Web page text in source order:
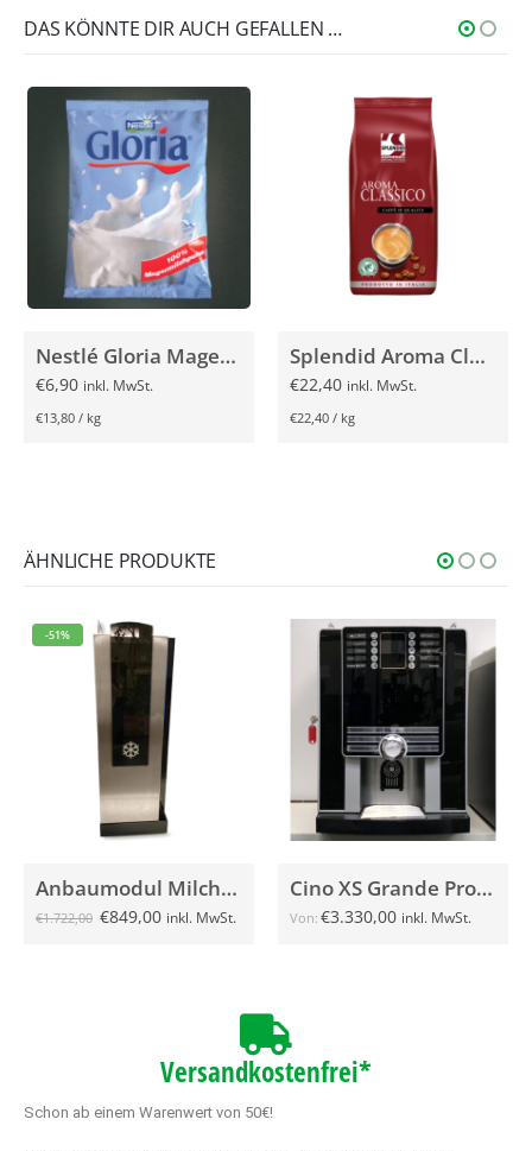
DAS KÖNNTE DIR AUCH GEFALLEN …
Nestlé Gloria Magermilchpulver 500g
€6,90 inkl. MwSt.
€13,80 / kg
Splendid Aroma Classico 1000g
€22,40 inkl. MwSt.
€22,40 / kg
ÄHNLICHE PRODUKTE
-51%
Anbaumodul Milchkühlschrank für Piacere gebraucht
€1.722,00 €849,00 inkl. MwSt.
Cino XS Grande Pro, schwarz, gebraucht
Von: €3.330,00 inkl. MwSt.
Versandkostenfrei*
Schon ab einem Warenwert von 50€!